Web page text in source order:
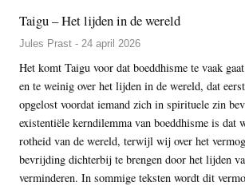
Taigu – Het lijden in de wereld
Jules Prast - 24 april 2026
Het komt Taigu voor dat boeddhisme te vaak
en te weinig over het lijden in de wereld, dat
opgelost voordat iemand zich in spirituele zin
existentiële kerndilemma van boeddhisme is dat
rotheid van de wereld, terwijl wij over het
bevrijding dichterbij te brengen door het lijden
verminderen. In sommige teksten wordt dit